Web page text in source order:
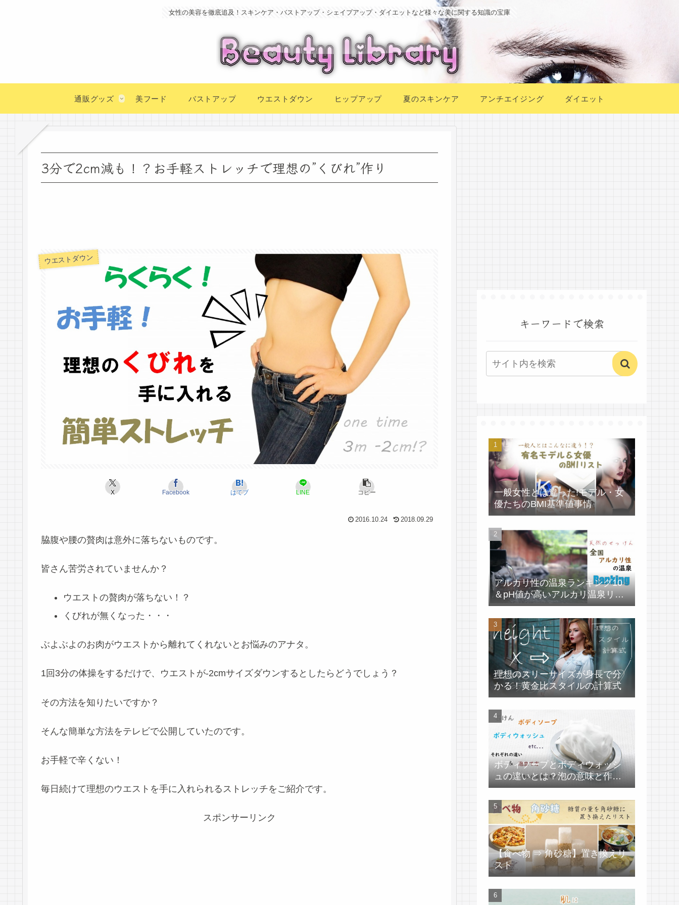
女性の美容を徹底追及！スキンケア・バストアップ・シェイプアップ・ダイエットなど様々な美に関する知識の宝庫
通販グッズ 美フード バストアップ ウエストダウン ヒップアップ 夏のスキンケア アンチエイジング ダイエット
3分で2cm減も！？お手軽ストレッチで理想の”くびれ”作り
ウエストダウン
X Facebook はてブ LINE コピー
2016.10.24 2018.09.29
脇腹や腰の贅肉は意外に落ちない ものです。
皆さん苦労されていませんか？
ウエストの贅肉が落ちない！？
くびれが無くなった・・・
ぶよぶよのお肉がウエストから離れてくれないとお悩みのアナタ。
1回3分の体操をするだけで、 ウエストが-2cmサイズダウンするとしたらどうでしょう？
その方法を知りたいですか？
そんな簡単な方法をテレビで公開していたのです。
お手軽で辛くない！
毎日続けて理想のウエストを手に入れられるストレッチをご紹介です。
スポンサーリンク
キーワードで検索
一般女性とは違った!モデル・女
優たちのBMI基準値事情
アルカリ性の温泉ランキング10
＆pH値が高いアルカリ温泉リス
ト
理想のスリーサイズが身長で分
かる！黄金比スタイルの計算式
ボディソープとボディウォッシ
ュの違いとは？泡の意味と作り
方
【食べ物 ⇒ 角砂糖】置き換えリ
スト